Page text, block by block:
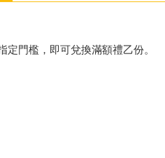
門檻，即可兌換滿額禮乙份。